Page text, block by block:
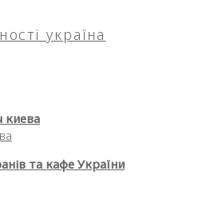
україна
киева
та кафе України